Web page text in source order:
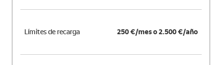
Límites de recarga 250 €/mes o 2.500 €/año